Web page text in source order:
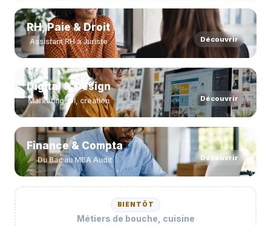
RH, Paie & Droit
Assistant RH à Juriste Découvrir
Digital & Design
Marketing, UI, création Découvrir
Finance & Compta
Du Bac au MBA Audit Découvrir
BIENTÔT
Métiers de bouche, cuisine